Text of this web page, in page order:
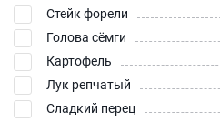
Стейк форели
Голова сёмги
Картофель
Лук репчатый
Сладкий перец